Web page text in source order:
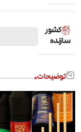
کشور
سازنده
توضیحات